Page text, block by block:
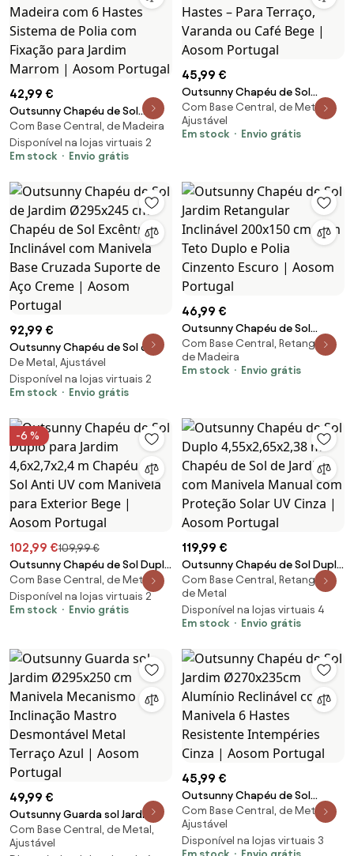
42,99 €
Outsunny Chapéu de Sol
Ø250x230cm Chapéu de Sol
com Mastro de Madeira com 6
Hastes Sistema de Polia com
Aosom Portugal
Com Base Central, de Madeira
Disponível na lojas virtuais 2
Em stock
Envio grátis
45,99 €
Outsunny Chapéu de Sol
Jardim Ø260 cm em Alumínio
com Manivela e 6 Hastes – Para
Terraço, Varanda ou Café Bege
Com Base Central, de Metal,
Ajustável
Em stock
Envio grátis
92,99 €
Outsunny Chapéu de Sol de
Jardim Ø295x245 cm Chapéu
de Sol Excêntrico Inclinável com
Manivela Base Cruzada
Portugal
De Metal, Ajustável
Disponível na lojas virtuais 2
Em stock
Envio grátis
46,99 €
Outsunny Chapéu de Sol
Jardim Retangular Inclinável
200x150 cm com Teto Duplo e
Polia Cinzento Escuro | Aosom
Com Base Central, Retangular,
de Madeira
Em stock
Envio grátis
-6 %
102,99 €109,99 €
Outsunny Chapéu de Sol Duplo
para Jardim 4,6x2,7x2,4 m
Chapéu de Sol Anti UV com
Manivela para Exterior Bege |
Com Base Central, de Metal
Disponível na lojas virtuais 2
Em stock
Envio grátis
119,99 €
Outsunny Chapéu de Sol Duplo
4,55x2,65x2,38 m Chapéu de
Sol de Jardim com Manivela
Manual com Proteção Solar UV
Cinza | Aosom Portugal
Com Base Central, Retangular,
de Metal
Disponível na lojas virtuais 4
Em stock
Envio grátis
49,99 €
Outsunny Guarda sol Jardim
Ø295x250 cm Manivela
Mecanismo Inclinação Mastro
Com Base Central, de Metal,
Ajustável
45,99 €
Outsunny Chapéu de Sol
Jardim Ø270x235cm Alumínio
Reclinável com Manivela 6
Hastes Resistente Intempéries
Com Base Central, de Metal,
Ajustável
Disponível na lojas virtuais 3